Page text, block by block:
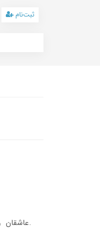
ثبت‌نام
عاشقان و منتظران مهدی موعود (عج)، در این صفحه از کتاب دانلود، می توانید دلنوشته های خود را در ارتباط با امام مهدی (ع) بنویسید و از راز ها و از انتظار بگویید.